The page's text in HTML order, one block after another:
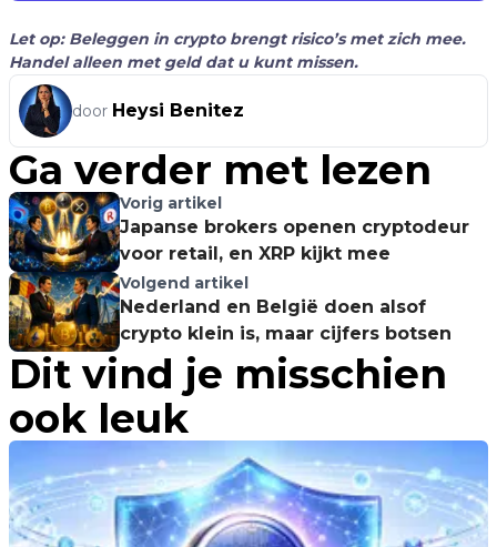
Let op: Beleggen in crypto brengt risico’s met zich mee.
Handel alleen met geld dat u kunt missen.
door Heysi Benitez
Ga verder met lezen
Vorig artikel
Japanse brokers openen cryptodeur
voor retail, en XRP kijkt mee
Volgend artikel
Nederland en België doen alsof
crypto klein is, maar cijfers botsen
Dit vind je misschien
ook leuk